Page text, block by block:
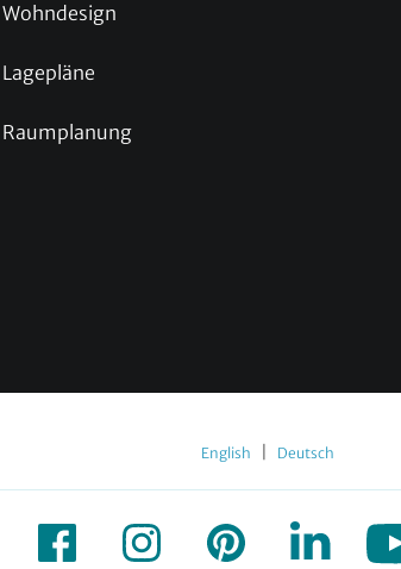
Wohndesign
Lagepläne
Raumplanung
English Deutsch